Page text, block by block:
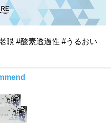
眼 #酸素透過性 #うるおい